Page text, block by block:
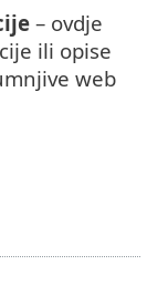
– ovdje
ili opise
web